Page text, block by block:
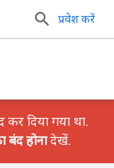
प्रवेश करें
कर दिया गया था.
बंद होनादेखें.